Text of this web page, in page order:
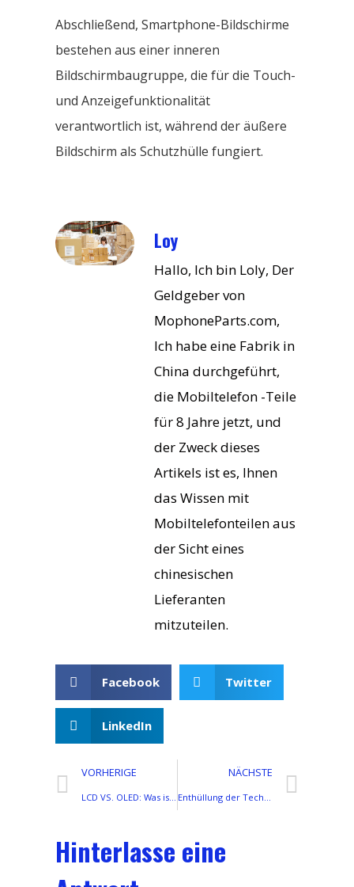
Abschließend, Smartphone-Bildschirme
bestehen aus einer inneren
Bildschirmbaugruppe, die für die Touch-
und Anzeigefunktionalität
verantwortlich ist, während der äußere
Bildschirm als Schutzhülle fungiert.
Loy
Hallo, Ich bin Loly, Der
Geldgeber von
MophoneParts.com,
Ich habe eine Fabrik in
China durchgeführt,
die Mobiltelefon -Teile
für 8 Jahre jetzt, und
der Zweck dieses
Artikels ist es, Ihnen
das Wissen mit
Mobiltelefonteilen aus
der Sicht eines
chinesischen
Lieferanten
mitzuteilen.
Facebook Twitter
LinkedIn
VORHERIGE NÄCHSTE
Hinterlasse eine